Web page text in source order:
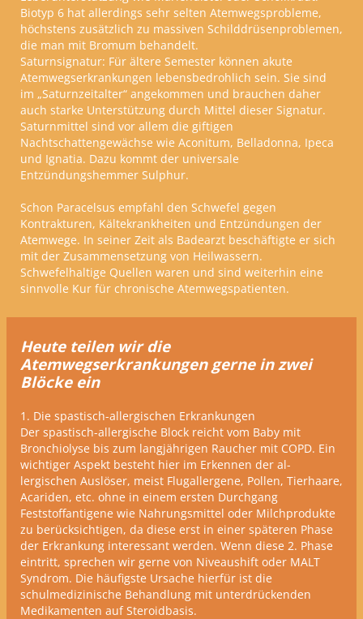
Biotyp 6 hat allerdings sehr selten Atemwegsprobleme,
höchstens zusätzlich zu massiven Schilddrüsenproblemen,
die man mit Bromum behandelt.
Saturnsignatur: Für ältere Semester können akute
Atemwegserkrankungen lebensbedrohlich sein. Sie sind
im „Saturnzeitalter“ angekommen und brauchen daher
auch starke Unterstützung durch Mittel dieser Signatur.
Saturnmittel sind vor allem die giftigen
Nachtschattengewächse wie Aconitum, Belladonna, Ipeca
und Ignatia. Dazu kommt der universale
Entzündungshemmer Sulphur.
Schon Paracelsus empfahl den Schwefel gegen
Kontrakturen, Kältekrankheiten und Entzündungen der
Atemwege. In seiner Zeit als Badearzt beschäftigte er sich
mit der Zusammensetzung von Heilwassern.
Schwefelhaltige Quellen waren und sind weiterhin eine
sinnvolle Kur für chronische Atemwegspatienten.
Heute teilen wir die
Atemwegserkrankungen gerne in zwei
Blöcke ein
1. Die spastisch-allergischen Erkrankungen
Der spastisch-allergische Block reicht vom Baby mit
Bronchiolyse bis zum langjährigen Raucher mit COPD. Ein
wichtiger Aspekt besteht hier im Erkennen der al-
lergischen Auslöser, meist Flugallergene, Pollen, Tierhaare,
Acariden, etc. ohne in einem ersten Durchgang
Feststoffantigene wie Nahrungsmittel oder Milchprodukte
zu berücksichtigen, da diese erst in einer späteren Phase
der Erkrankung interessant werden. Wenn diese 2. Phase
eintritt, sprechen wir gerne von Niveaushift oder MALT
Syndrom. Die häufigste Ursache hierfür ist die
schulmedizinische Behandlung mit unterdrückenden
Medikamenten auf Steroidbasis.